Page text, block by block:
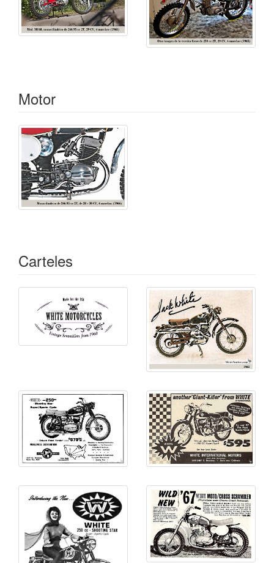
Motor
Carteles